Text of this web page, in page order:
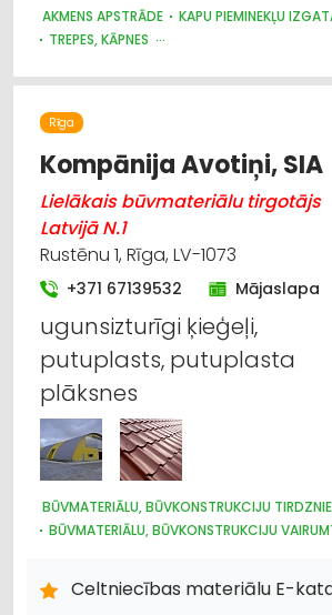
AKMENS APSTRĀDE
KAPU PIEMINEKĻU
TREPES, KĀPNES
Rīga
Kompānija Avotiņi, SIA
Lielākais būvmateriālu tirgotājs
Latvijā N.1
Rustēnu 1, Rīga, LV-1073
+371 67139532 Mājaslapa
ugunsizturīgi ķieģeļi,
putuplasts, putuplasta
plāksnes
BŪVMATERIĀLU, BŪVKONSTRUKCIJU
BŪVMATERIĀLU, BŪVKONSTRUKCIJU
METĀLA TIRDZNIECĪBA
METĀLAPSTRĀDE
Celtniecības materiālu E-